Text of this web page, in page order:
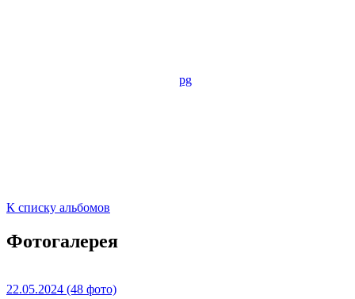
К списку альбомов
Фотогалерея
22.05.2024 (48 фото)